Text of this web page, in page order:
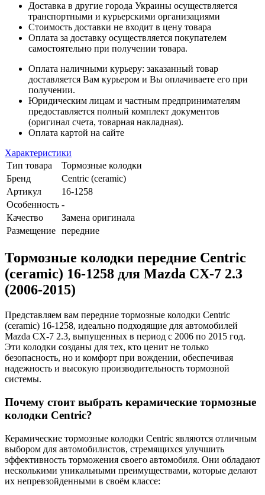
Доставка в другие города Украины осуществляется
транспортными и курьерскими организациями
Стоимость доставки не входит в цену товара
Оплата за доставку осуществляется покупателем
самостоятельно при получении товара.
Оплата наличными курьеру: заказанный товар
доставляется Вам курьером и Вы оплачиваете его при
получении.
Юридическим лицам и частным предпринимателям
предоставляется полный комплект документов
(оригинал счета, товарная накладная).
Оплата картой на сайте
Характеристики
Тип товара
Тормозные колодки
Бренд
Centric (ceramic)
Артикул
16-1258
Особенность -
Качество
Замена оригинала
Размещение передние
Тормозные колодки передние Centric
(ceramic) 16-1258 для Mazda CX-7 2.3
(2006-2015)
Представляем вам передние тормозные колодки Centric
(ceramic) 16-1258, идеально подходящие для автомобилей
Mazda CX-7 2.3, выпущенных в период с 2006 по 2015 год.
Эти колодки созданы для тех, кто ценит не только
безопасность, но и комфорт при вождении, обеспечивая
надежность и высокую производительность тормозной
системы.
Почему стоит выбрать керамические тормозные
колодки Centric?
Керамические тормозные колодки Centric являются отличным
выбором для автомобилистов, стремящихся улучшить
эффективность торможения своего автомобиля. Они обладают
несколькими уникальными преимуществами, которые делают
их непревзойденными в своём классе: